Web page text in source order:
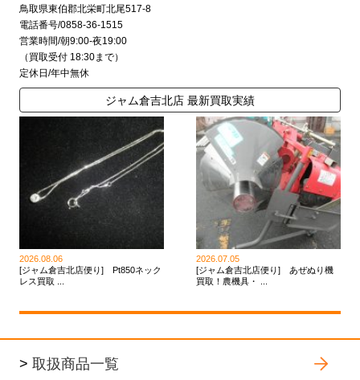
鳥取県東伯郡北栄町北尾517-8
電話番号/0858-36-1515
営業時間/朝9:00-夜19:00
（買取受付 18:30まで）
定休日/年中無休
ジャム倉吉北店 最新買取実績
2026.08.06
[ジャム倉吉北店便り] Pt850ネック
レス買取 ...
2026.07.05
[ジャム倉吉北店便り] あぜぬり機
買取！農機具・ ...
> 取扱商品一覧